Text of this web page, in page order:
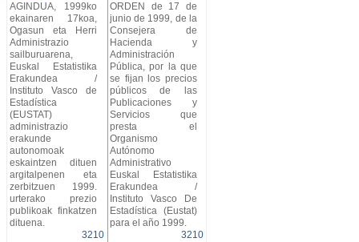
AGINDUA, 1999ko
ekainaren 17koa,
Ogasun eta Herri
Administrazio
sailburuarena,
Euskal Estatistika
Erakundea /
Instituto Vasco de
Estadística
(EUSTAT)
administrazio
erakunde
autonomoak
eskaintzen dituen
argitalpenen eta
zerbitzuen 1999.
urterako prezio
publikoak finkatzen
dituena.
3210
ORDEN de 17 de
junio de 1999, de la
Consejera de
Hacienda y
Administración
Pública, por la que
se fijan los precios
públicos de las
Publicaciones y
Servicios que
presta el
Organismo
Autónomo
Administrativo
Euskal Estatistika
Erakundea /
Instituto Vasco De
Estadística (Eustat)
para el año 1999.
3210